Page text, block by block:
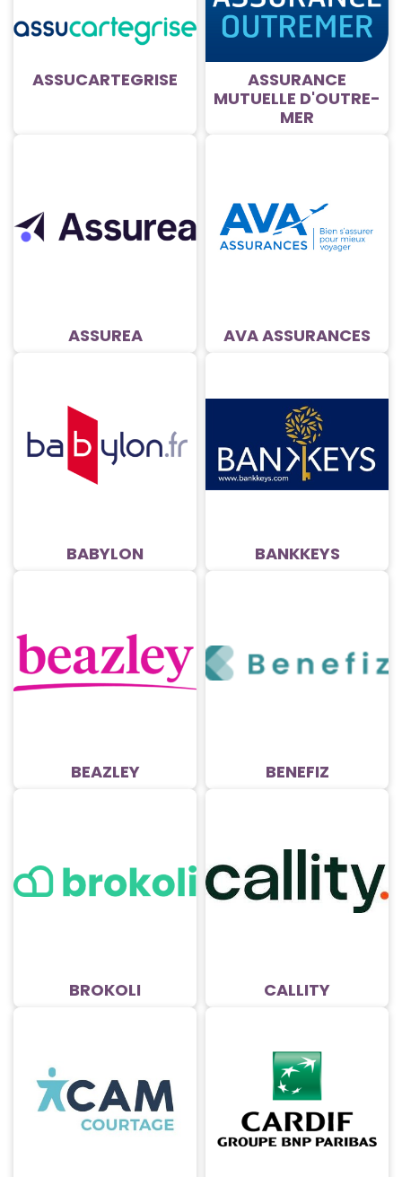
ASSUCARTEGRISE
ASSURANCE
MUTUELLE D'OUTRE-
MER
ASSUREA AVA ASSURANCES
BABYLON BANKKEYS
BEAZLEY BENEFIZ
BROKOLI CALLITY